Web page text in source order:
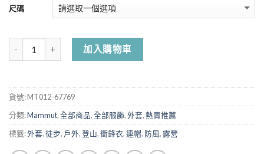
尺碼
加入購物車
貨號:MT012-67769
分類:Mammut,全部商品,全部服飾,外套,熱賣推薦
標籤:外套,徒步, 戶外,登山,衝鋒衣,連帽, 防風, 露營